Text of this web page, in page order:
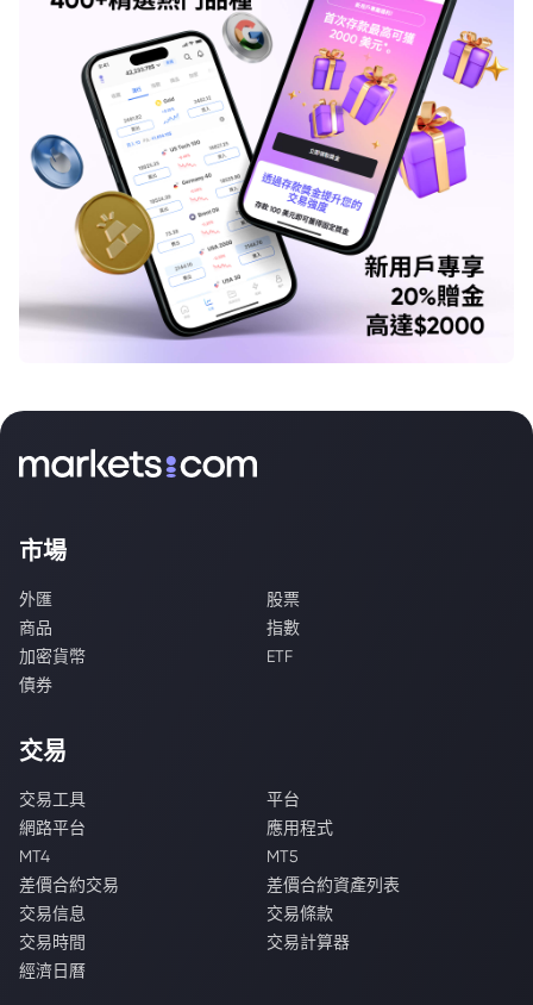
市場
外匯
股票
商品
指數
加密貨幣
ETF
債券
交易
交易工具
平台
網路平台
應用程式
MT4
MT5
差價合約交易
差價合約資產列表
交易信息
交易條款
交易時間
交易計算器
經濟日曆